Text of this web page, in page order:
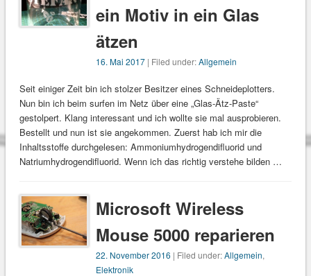
ein Motiv in ein Glas
ätzen
16. Mai 2017 | Filed under:Allgemein
Seit einiger Zeit bin ich stolzer Besitzer eines Schneideplotters.
Nun bin ich beim surfen im Netz über eine „Glas-Ätz-Paste“
gestolpert. Klang interessant und ich wollte sie mal ausprobieren.
Bestellt und nun ist sie angekommen. Zuerst hab ich mir die
Inhaltsstoffe durchgelesen: Ammoniumhydrogendifluorid und
Natriumhydrogendifluorid. Wenn ich das richtig verstehe bilden …
Microsoft Wireless
Mouse 5000 reparieren
22. November 2016 | Filed under:Allgemein,
Elektronik